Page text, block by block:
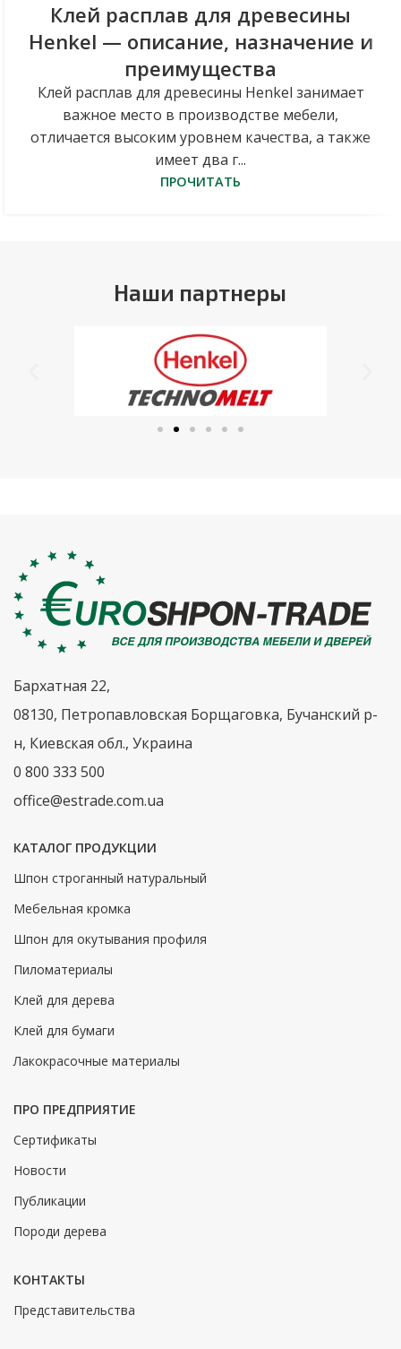
Клей расплав для древесины
Henkel — описание, назначение и
преимущества
Клей расплав для древесины Henkel занимает
важное место в производстве мебели,
отличается высоким уровнем качества, а также
имеет два г...
ПРОЧИТАТЬ
Наши партнеры
Бархатная 22,
08130, Петропавловская Борщаговка, Бучанский р-
н, Киевская обл., Украина
0 800 333 500
office@estrade.com.ua
КАТАЛОГ ПРОДУКЦИИ
Шпон строганный натуральный
Мебельная кромка
Шпон для окутывания профиля
Пиломатериалы
Клей для дерева
Клей для бумаги
Лакокрасочные материалы
ПРО ПРЕДПРИЯТИЕ
Сертификаты
Новости
Публикации
Породи дерева
КОНТАКТЫ
Представительства